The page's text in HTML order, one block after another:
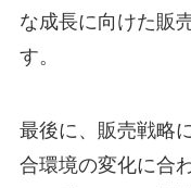
な成長に向けた販
す。
最後に、販売戦略
合環境の変化に合